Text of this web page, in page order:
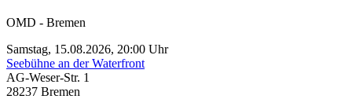
OMD - Bremen
Samstag, 15.08.2026, 20:00 Uhr
Seebühne an der Waterfront
AG-Weser-Str. 1
28237 Bremen